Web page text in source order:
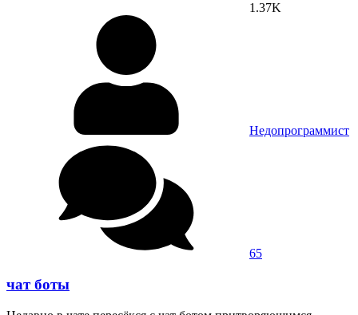
1.37K
Недопрограммист
65
чат боты